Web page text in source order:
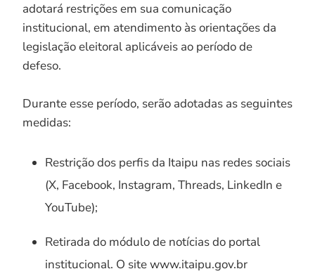
adotará restrições em sua comunicação
institucional, em atendimento às orientações da
legislação eleitoral aplicáveis ao período de
defeso.
Durante esse período, serão adotadas as seguintes
medidas:
Restrição dos perfis da Itaipu nas redes sociais
(X, Facebook, Instagram, Threads, LinkedIn e
YouTube);
Retirada do módulo de notícias do portal
institucional. O site www.itaipu.gov.br